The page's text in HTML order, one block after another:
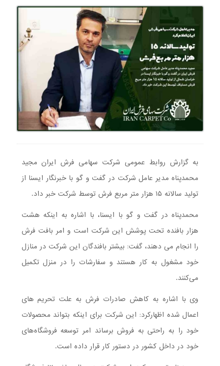
به گزارش روابط عمومی شرکت سهامی فرش ایران مجید
محمدپناه مدیر عامل شرکت در گفت و گو با خبرنگار ایسنا از
تولید سالانه ۱۵ هزار متر مربع فرش توسط شرکت خبر داد.
محمدپناه در گفت و گو با ایسنا، با اشاره به اینکه هشت
هزار بافنده تحت پوشش این شرکت است و امر بافت فرش
را انجام می دهند، گفت: بیشتر بافندگان این شرکت در منازل
خود مشغول به کار هستند و سفارشات را در منزل تکمیل
می‌کنند.
وی با اشاره به کاهش صادرات فرش به علت تحریم های
اعمال شده اظهارکرد: این شرکت برای اینکه بتواند محصولات
خود را به راحتی به فروش برساند امر توسعه فروشگاه‌های
خود در داخل کشور در دستور کار قرار داده است.